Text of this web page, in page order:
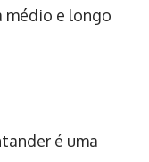
médio e longo
é uma